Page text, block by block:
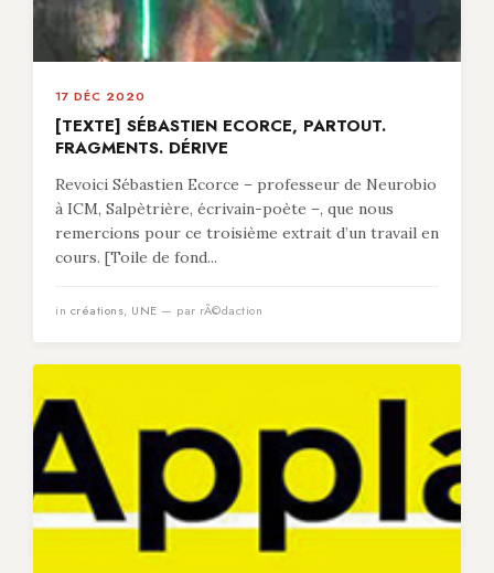
17 DÉC 2020
[TEXTE] SÉBASTIEN ECORCE, PARTOUT.
FRAGMENTS. DÉRIVE
Revoici Sébastien Ecorce – professeur de Neurobio
à ICM, Salpètrière, écrivain-poète –, que nous
remercions pour ce troisième extrait d’un travail en
cours. [Toile de fond...
in créations, UNE — par rÃ©daction